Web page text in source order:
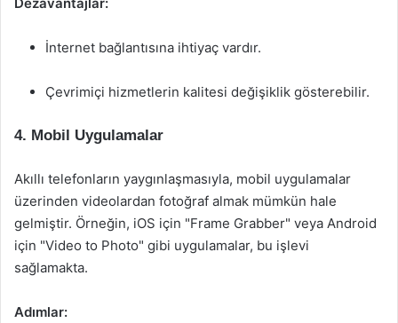
İnternet bağlantısına ihtiyaç vardır.
Çevrimiçi hizmetlerin kalitesi değişiklik gösterebilir.
4. Mobil Uygulamalar
Akıllı telefonların yaygınlaşmasıyla, mobil uygulamalar
üzerinden videolardan fotoğraf almak mümkün hale
gelmiştir. Örneğin, iOS için "Frame Grabber" veya Android
için "Video to Photo" gibi uygulamalar, bu işlevi
sağlamakta.
Adımlar: